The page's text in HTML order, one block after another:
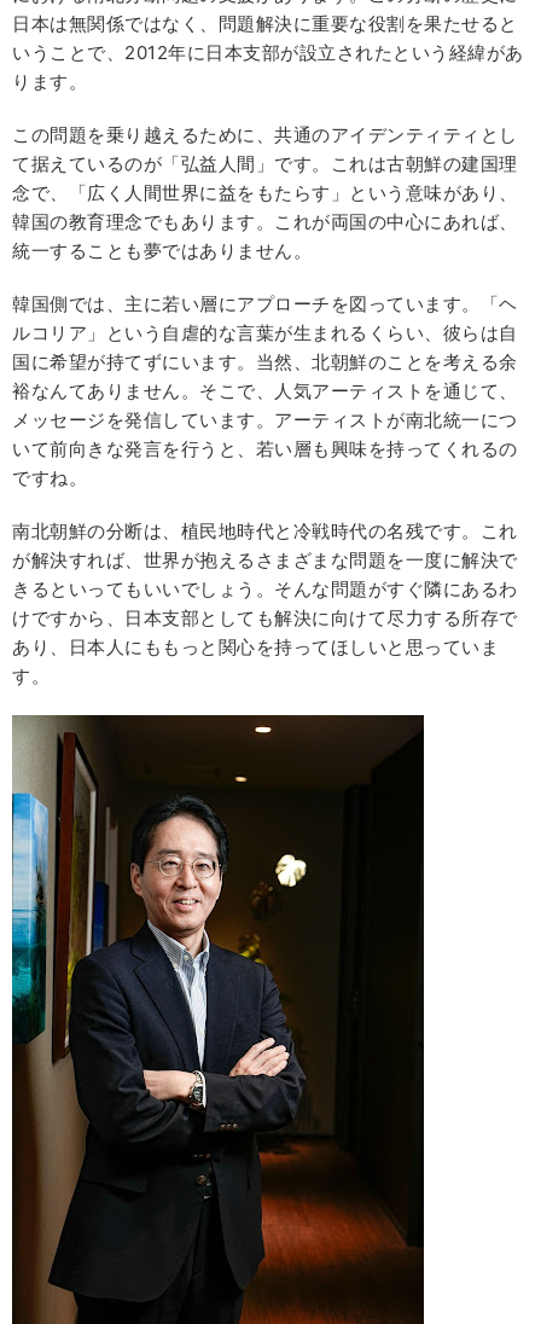
日本は無関係ではなく、問題解決に重要な役割を果たせると
いうことで、2012年に日本支部が設立されたという経緯があ
ります。
この問題を乗り越えるために、共通のアイデンティティとし
て据えているのが「弘益人間」です。これは古朝鮮の建国理
念で、「広く人間世界に益をもたらす」という意味があり、
韓国の教育理念でもあります。これが両国の中心にあれば、
統一することも夢ではありません。
韓国側では、主に若い層にアプローチを図っています。「ヘ
ルコリア」という自虐的な言葉が生まれるくらい、彼らは自
国に希望が持てずにいます。当然、北朝鮮のことを考える余
裕なんてありません。そこで、人気アーティストを通じて、
メッセージを発信しています。アーティストが南北統一につ
いて前向きな発言を行うと、若い層も興味を持ってくれるの
ですね。
南北朝鮮の分断は、植民地時代と冷戦時代の名残です。これ
が解決すれば、世界が抱えるさまざまな問題を一度に解決で
きるといってもいいでしょう。そんな問題がすぐ隣にあるわ
けですから、日本支部としても解決に向けて尽力する所存で
あり、日本人にももっと関心を持ってほしいと思っていま
す。